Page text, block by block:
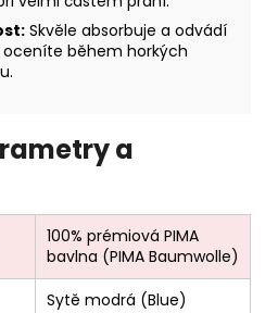
Skvěle absorbuje a odvádí
během horkých
a
100% prémiová PIMA
bavlna (PIMA Baumwolle)
Sytě modrá (Blue)